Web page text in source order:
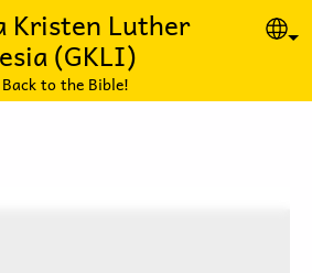
Kristen Luther
(GKLI)
Back to the Bible!